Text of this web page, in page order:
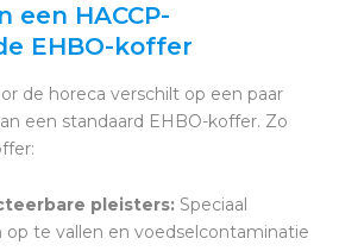
een HACCP-
EHBO-koffer
de horeca verschilt op een paar
een standaard EHBO-koffer. Zo
pleisters: Speciaal
te vallen en voedselcontaminatie